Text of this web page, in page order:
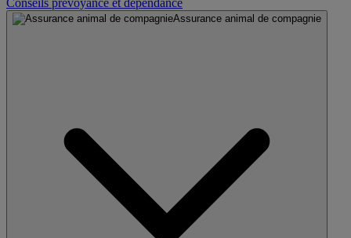
Conseils prévoyance et dépendance
Assurance animal de compagnie